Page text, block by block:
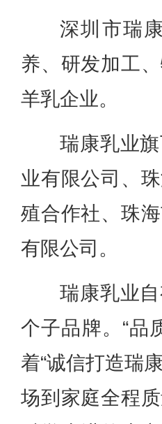
深圳市瑞
养、研发加工
羊乳企业。
瑞康乳业
业有限公司、
殖合作社、珠
有限公司。
瑞康乳业
个子品牌。“品
着“诚信打造瑞
场到家庭全程